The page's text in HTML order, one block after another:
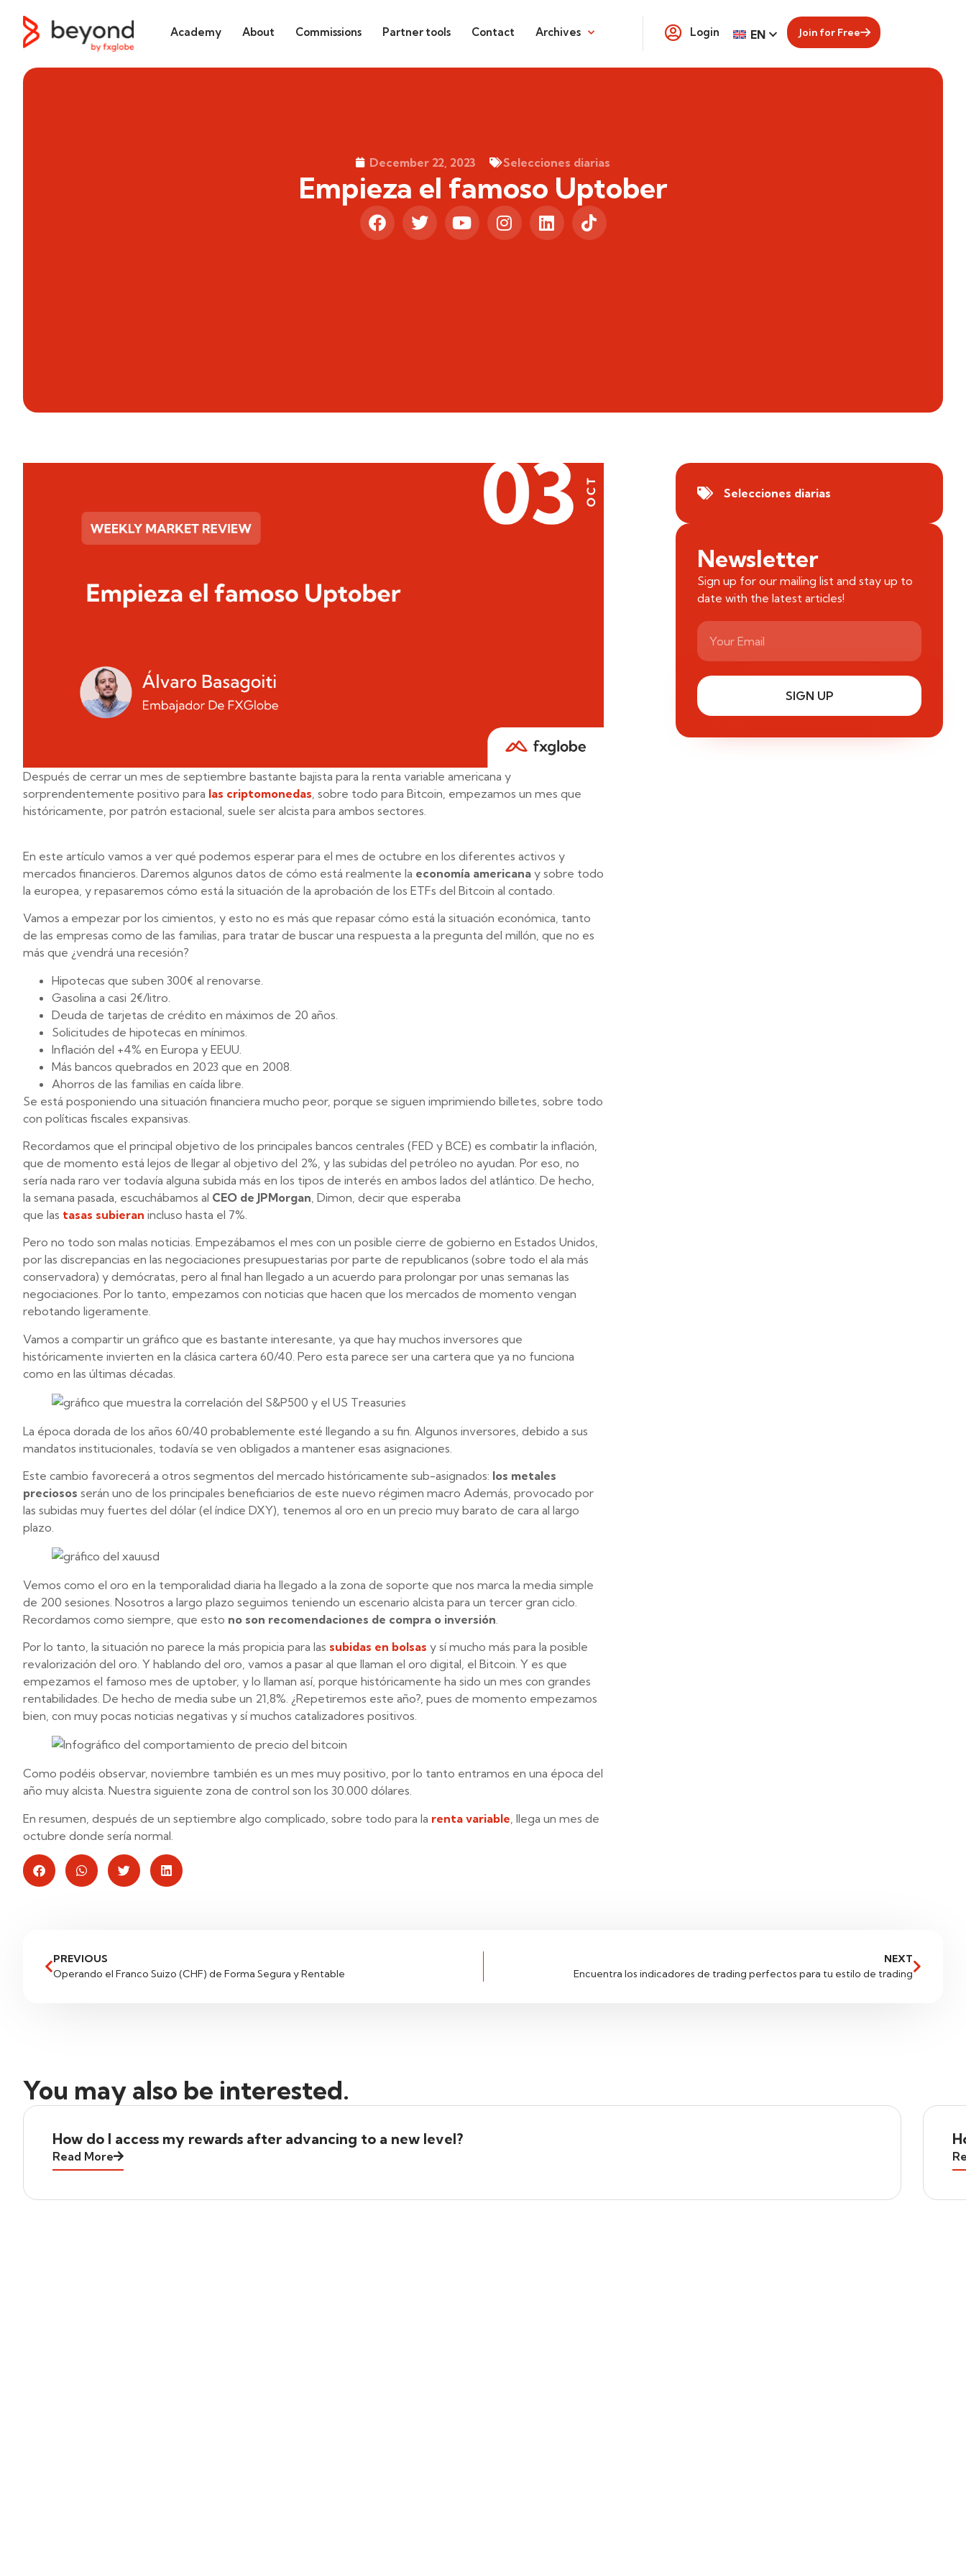
Academy About Commissions Partner tools Contact Archives Login EN Join for Free
December 22, 2023 Selecciones diarias
Empieza el famoso Uptober
Después de cerrar un mes de septiembre bastante bajista para la renta variable americana y
sorprendentemente positivo para las criptomonedas, sobre todo para Bitcoin, empezamos un mes que
históricamente, por patrón estacional, suele ser alcista para ambos sectores.
En este artículo vamos a ver qué podemos esperar para el mes de octubre en los diferentes activos y
mercados financieros. Daremos algunos datos de cómo está realmente la economía americana y sobre todo
la europea, y repasaremos cómo está la situación de la aprobación de los ETFs del Bitcoin al contado.
Vamos a empezar por los cimientos, y esto no es más que repasar cómo está la situación económica, tanto
de las empresas como de las familias, para tratar de buscar una respuesta a la pregunta del millón, que no es
más que ¿vendrá una recesión?
Hipotecas que suben 300€ al renovarse.
Gasolina a casi 2€/litro.
Deuda de tarjetas de crédito en máximos de 20 años.
Solicitudes de hipotecas en mínimos.
Inflación del +4% en Europa y EEUU.
Más bancos quebrados en 2023 que en 2008.
Ahorros de las familias en caída libre.
Se está posponiendo una situación financiera mucho peor, porque se siguen imprimiendo billetes, sobre todo
con políticas fiscales expansivas.
Recordamos que el principal objetivo de los principales bancos centrales (FED y BCE) es combatir la inflación,
que de momento está lejos de llegar al objetivo del 2%, y las subidas del petróleo no ayudan. Por eso, no
sería nada raro ver todavía alguna subida más en los tipos de interés en ambos lados del atlántico. De hecho,
la semana pasada, escuchábamos al CEO de JPMorgan , Dimon, decir que esperaba
que las tasas subieran incluso hasta el 7%.
Pero no todo son malas noticias. Empezábamos el mes con un posible cierre de gobierno en Estados Unidos,
por las discrepancias en las negociaciones presupuestarias por parte de republicanos (sobre todo el ala más
conservadora) y demócratas, pero al final han llegado a un acuerdo para prolongar por unas semanas las
negociaciones. Por lo tanto, empezamos con noticias que hacen que los mercados de momento vengan
rebotando ligeramente.
Vamos a compartir un gráfico que es bastante interesante, ya que hay muchos inversores que
históricamente invierten en la clásica cartera 60/40. Pero esta parece ser una cartera que ya no funciona
como en las últimas décadas.
La época dorada de los años 60/40 probablemente esté llegando a su fin. Algunos inversores, debido a sus
mandatos institucionales, todavía se ven obligados a mantener esas asignaciones.
Este cambio favorecerá a otros segmentos del mercado históricamente sub-asignados: los metales
preciosos serán uno de los principales beneficiarios de este nuevo régimen macro Además, provocado por
las subidas muy fuertes del dólar (el índice DXY), tenemos al oro en un precio muy barato de cara al largo
plazo.
Vemos como el oro en la temporalidad diaria ha llegado a la zona de soporte que nos marca la media simple
de 200 sesiones. Nosotros a largo plazo seguimos teniendo un escenario alcista para un tercer gran ciclo.
Recordamos como siempre, que esto no son recomendaciones de compra o inversión.
Por lo tanto, la situación no parece la más propicia para las subidas en bolsas y sí mucho más para la posible
revalorización del oro. Y hablando del oro, vamos a pasar al que llaman el oro digital, el Bitcoin. Y es que
empezamos el famoso mes de uptober, y lo llaman así, porque históricamente ha sido un mes con grandes
rentabilidades. De hecho de media sube un 21,8%. ¿Repetiremos este año?, pues de momento empezamos
bien, con muy pocas noticias negativas y sí muchos catalizadores positivos.
Como podéis observar, noviembre también es un mes muy positivo, por lo tanto entramos en una época del
año muy alcista. Nuestra siguiente zona de control son los 30.000 dólares.
En resumen, después de un septiembre algo complicado, sobre todo para la renta variable , llega un mes de
octubre donde sería normal.
Selecciones diarias
Newsletter
Sign up for our mailing list and stay up to
date with the latest articles!
SIGN UP
PREVIOUS
Operando el Franco Suizo (CHF) de Forma Segura y Rentable
NEXT
Encuentra los indicadores de trading perfectos para tu estilo de trading
You may also be interested.
How do I access my rewards after advancing to a new level?
Read More